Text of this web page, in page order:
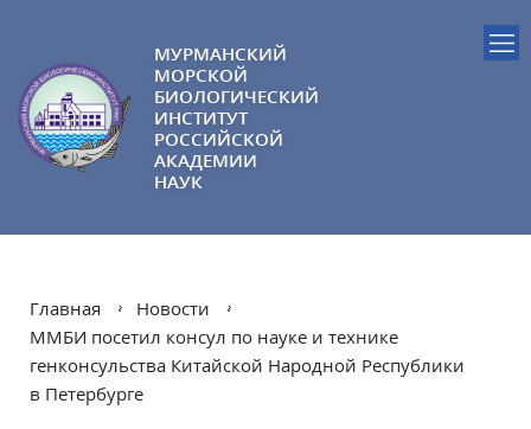
МУРМАНСКИЙ
МОРСКОЙ
БИОЛОГИЧЕСКИЙ
ИНСТИТУТ
РОССИЙСКОЙ
АКАДЕМИИ
НАУК
Главная
Новости
ММБИ посетил консул по науке и технике
генконсульства Китайской Народной Республики
в Петербурге